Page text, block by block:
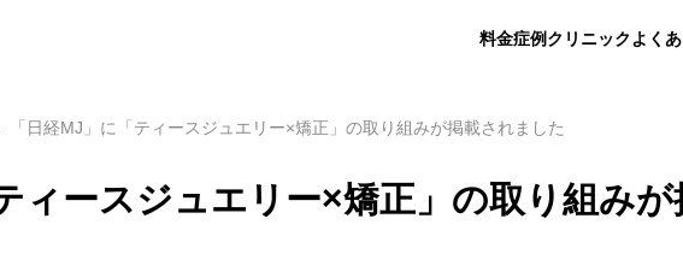
料金症例クリニックよく
「日経MJ」に「ティースジュエリー×矯正」の取り組みが掲載されました
ィースジュエリー×矯正」の取り組みが